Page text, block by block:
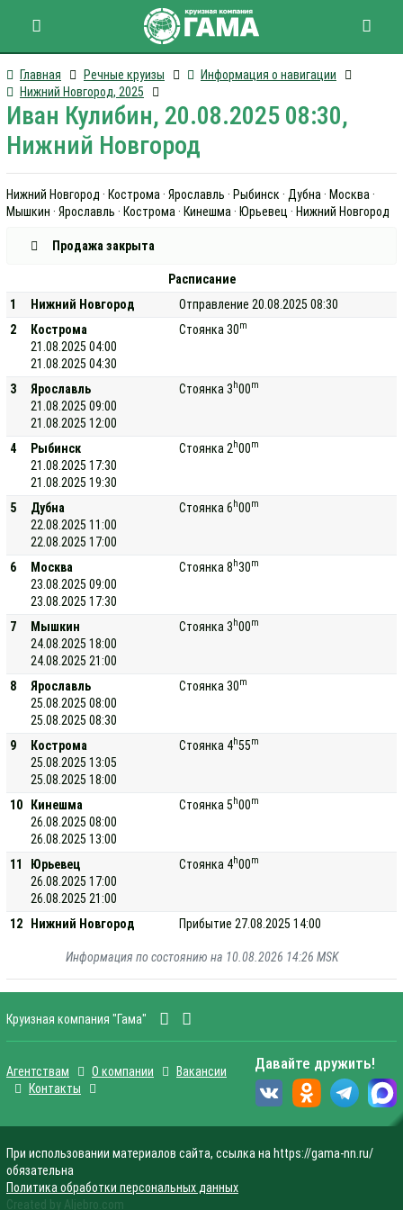
Главная Речные круизы
Информация о навигации
Нижний Новгород, 2025
Иван Кулибин, 20.08.2025 08:30,
Нижний Новгород
Нижний Новгород · Кострома · Ярославль · Рыбинск · Дубна · Москва ·
Мышкин · Ярославль · Кострома · Кинешма · Юрьевец · Нижний Новгород
Продажа закрыта
Расписание
1
Нижний Новгород
Отправление 20.08.2025 08:30
2
Кострома
21.08.2025 04:00
21.08.2025 04:30
Стоянка 30m
3
Ярославль
21.08.2025 09:00
21.08.2025 12:00
Стоянка 3 h00m
4
Рыбинск
21.08.2025 17:30
21.08.2025 19:30
Стоянка 2 h00m
5
Дубна
22.08.2025 11:00
22.08.2025 17:00
Стоянка 6 h00m
6
Москва
23.08.2025 09:00
23.08.2025 17:30
Стоянка 8 h30m
7
Мышкин
24.08.2025 18:00
24.08.2025 21:00
Стоянка 3 h00m
8
Ярославль
25.08.2025 08:00
25.08.2025 08:30
Стоянка 30m
9
Кострома
25.08.2025 13:05
25.08.2025 18:00
Стоянка 4h55m
10
Кинешма
26.08.2025 08:00
26.08.2025 13:00
Стоянка 5 h00m
11
Юрьевец
26.08.2025 17:00
26.08.2025 21:00
Стоянка 4h00m
12 Нижний Новгород Прибытие 27.08.2025 14:00
Информация по состоянию на 10.08.2026 14:26 MSK
Круизная компания "Гама"
Агентствам О компании
Вакансии
Контакты
Давайте дружить!
При использовании материалов сайта, ссылка на https://gama-nn.ru/
обязательна
Политика обработки персональных данных
Created by Aljebro.com